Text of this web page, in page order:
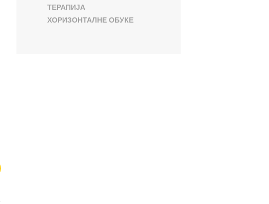
ТЕРАПИЈА
ХОРИЗОНТАЛНЕ ОБУКЕ